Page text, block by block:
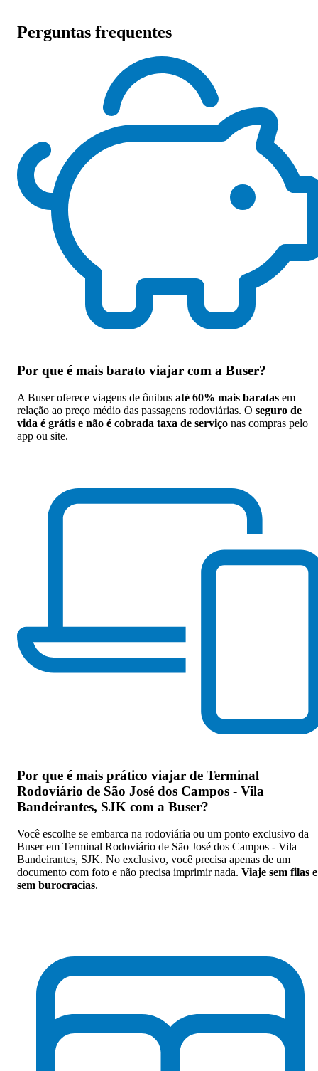
Perguntas frequentes
Por que é mais barato viajar com a Buser?
A Buser oferece viagens de ônibus até 60% mais baratas em
relação ao preço médio das passagens rodoviárias. O seguro de
vida é grátis e não é cobrada taxa de serviço nas compras pelo
app ou site.
Por que é mais prático viajar de Terminal
Rodoviário de São José dos Campos - Vila
Bandeirantes, SJK com a Buser?
Você escolhe se embarca na rodoviária ou um ponto exclusivo da
Buser em Terminal Rodoviário de São José dos Campos - Vila
Bandeirantes, SJK. No exclusivo, você precisa apenas de um
documento com foto e não precisa imprimir nada. Viaje sem filas e
sem burocracias.